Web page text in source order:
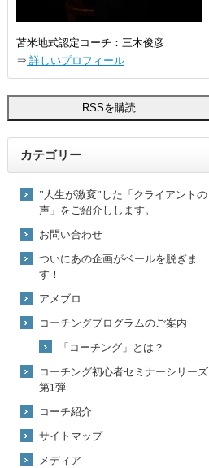
苫米地式認定コーチ：三木俊彦
⇒ 詳しいプロフィール
カテゴリー
”人生が激変”した「クライアントの
声」をご紹介しします。
お問い合わせ
ついにあの企画がベールを脱ぎま
す！
アメブロ
コーチングプログラムのご案内
「コーチング」とは？
コーチング初心者セミナーシリーズ
第1弾
コーチ紹介
サイトマップ
メディア